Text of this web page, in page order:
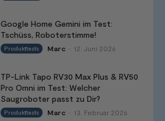
Google Home Gemini im Test:
Tschüss, Roboterstimme!
Produkttests Marc 12. Juni 2026
TP-Link Tapo RV30 Max Plus & RV50
Pro Omni im Test: Welcher
Saugroboter passt zu Dir?
Produkttests Marc 13. Februar 2026